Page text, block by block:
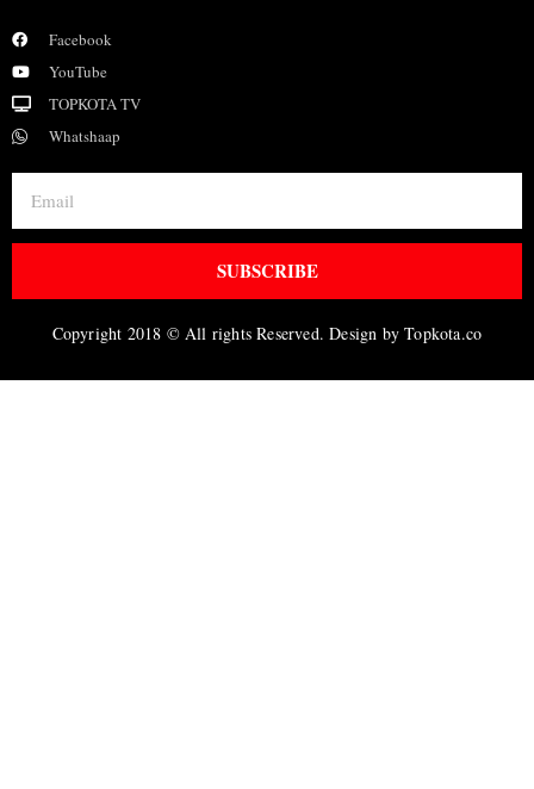
Facebook
YouTube
TOPKOTA TV
Whatshaap
SUBSCRIBE
Copyright 2018 © All rights Reserved. Design by Topkota.co